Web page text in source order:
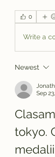
0
Write a
Newest
Sep
tokyo.